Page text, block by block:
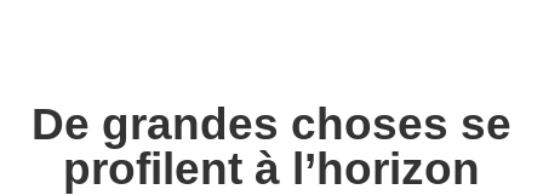
De grandes choses se
profilent à l’horizon